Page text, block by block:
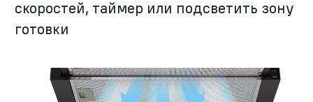
скоростей, таймер или подсветить зону
готовки